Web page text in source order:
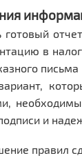
готовый
в
и
правил